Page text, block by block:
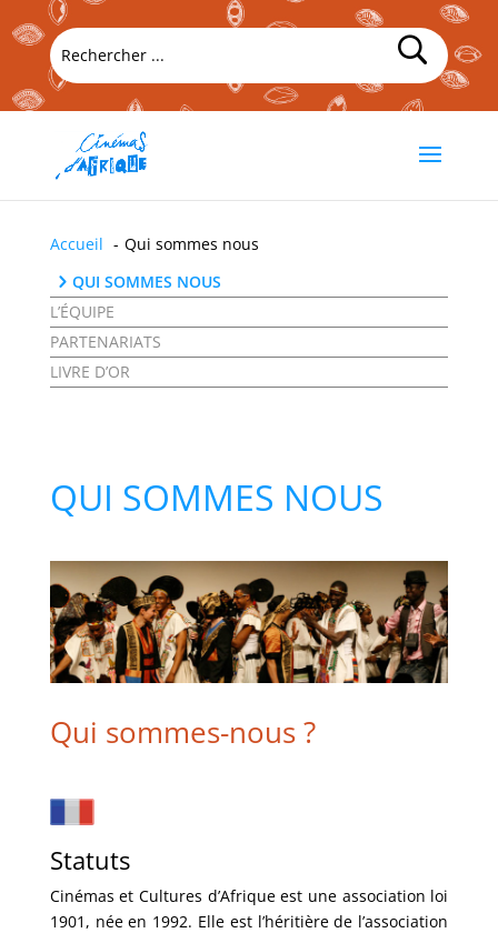
Accueil
Qui sommes nous
QUI SOMMES NOUS
L’ÉQUIPE
PARTENARIATS
LIVRE D’OR
QUI SOMMES NOUS
Qui sommes-nous ?
Statuts
Cinémas et Cultures d’Afrique est une association loi
1901, née en 1992. Elle est l’héritière de l’association